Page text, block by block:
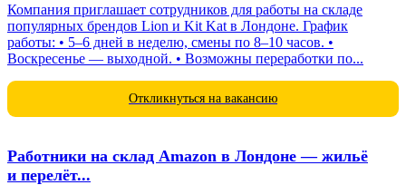
Компания приглашает сотрудников для работы на складе
популярных брендов Lion и Kit Kat в Лондоне. График
работы: • 5–6 дней в неделю, смены по 8–10 часов. •
Воскресенье — выходной. • Возможны переработки по...
Откликнуться на вакансию
Работники на склад Amazon в Лондоне — жильё
и перелёт...